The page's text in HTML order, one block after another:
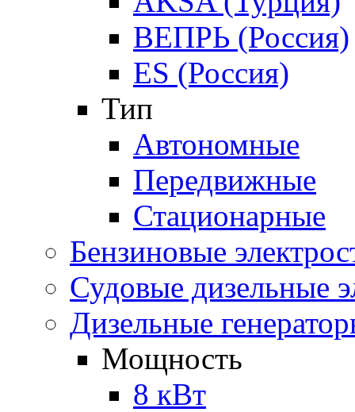
ВЕПРЬ (Россия)
ES (Россия)
Тип
Автономные
Передвижные
Стационарные
Бензиновые
Судовые дизельные
Дизельные
Мощность
8 кВт